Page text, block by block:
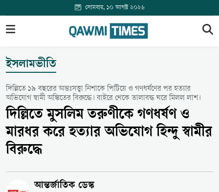
সোমবার, ১০ আগস্ট ২০২৬
ইসলামভীতি
দিল্লিতে ১৯ বছরের অন্তঃসত্ত্বা নিশাকে পিটিয়ে ও গণধর্ষণের পর হত্যার
অভিযোগ স্বামী অঙ্কিতের বিরুদ্ধে। বাইরে থেকে তালাবদ্ধ ঘরে মিলল লাশ।
দিল্লিতে মুসলিম তরুণীকে গণধর্ষণ ও
মারধর করে হত্যার অভিযোগ হিন্দু স্বামীর
বিরুদ্ধে
আন্তর্জাতিক ডেস্ক